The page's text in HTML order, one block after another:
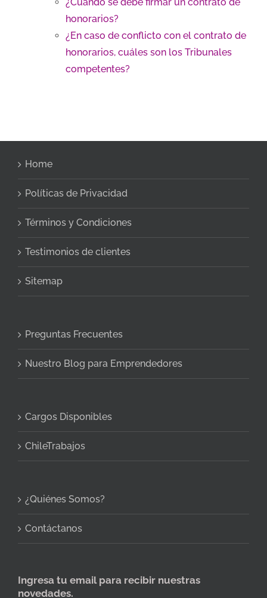
honorarios?
¿En caso de conflicto con el contrato de
honorarios, cuáles son los Tribunales
competentes?
Home
Políticas de Privacidad
Términos y Condiciones
Testimonios de clientes
Sitemap
Preguntas Frecuentes
Nuestro Blog para Emprendedores
Cargos Disponibles
ChileTrabajos
¿Quiénes Somos?
Contáctanos
Ingresa tu email para recibir nuestras
novedades.